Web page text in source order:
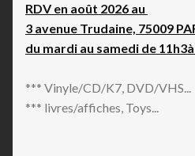
RDV en août 2026 au
3 avenue Trudaine, 75009
du mardi au samedi de
*** Vinyle/CD/K7, DVD/VHS...
*** livres/affiches, Toys...